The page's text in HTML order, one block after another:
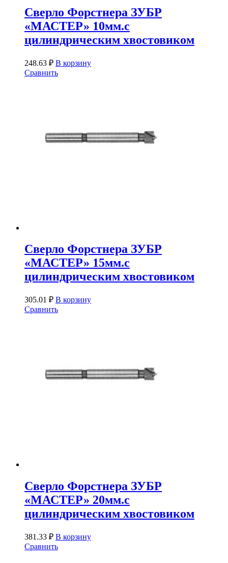
Сверло Форстнера ЗУБР
«МАСТЕР» 10мм.с
цилиндрическим хвостовиком
248.63 ₽ В корзину
Сравнить
Сверло Форстнера ЗУБР
«МАСТЕР» 15мм.с
цилиндрическим хвостовиком
305.01 ₽ В корзину
Сравнить
Сверло Форстнера ЗУБР
«МАСТЕР» 20мм.с
цилиндрическим хвостовиком
381.33 ₽ В корзину
Сравнить